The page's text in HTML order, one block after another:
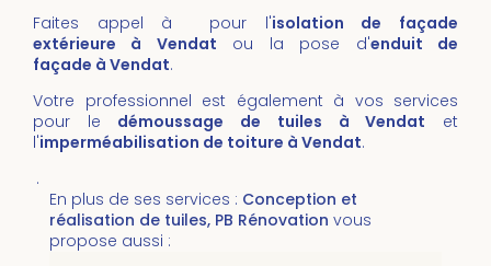
Faites appel à pour l'isolation de façade
extérieure à Vendat ou la pose d'enduit de
façade à Vendat.
Votre professionnel est également à vos services
pour le démoussage de tuiles à Vendat et
l'imperméabilisation de toiture à Vendat.
.
En plus de ses services : Conception et
réalisation de tuiles, PB Rénovation vous
propose aussi :